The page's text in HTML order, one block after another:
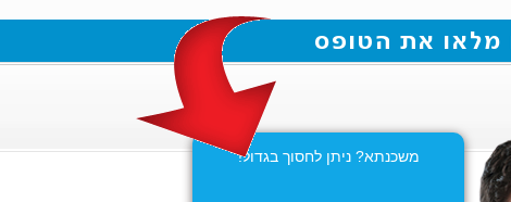
משכנתא? ניתן לחסוך בגדול!